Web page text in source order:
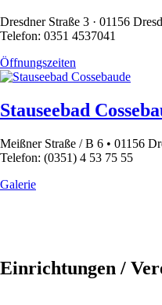
Dresdner Straße 3 · 01156
Telefon: 0351 4537041
Öffnungszeiten
Stauseebad
Meißner Straße / B 6 • 01156
Telefon: (0351) 4 53 75 55
Galerie
Einrichtungen /